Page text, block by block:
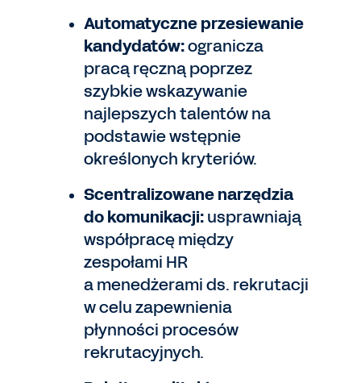
Automatyczne przesiewanie
kandydatów:ogranicza
pracą ręczną poprzez
szybkie wskazywanie
najlepszych talentów na
podstawie wstępnie
określonych kryteriów.
Scentralizowane narzędzia
do komunikacji:usprawniają
współpracę między
zespołami HR
a menedżerami ds. rekrutacji
w celu zapewnienia
płynności procesów
rekrutacyjnych.